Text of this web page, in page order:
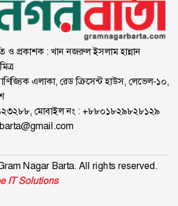
ও প্রকাশক : খান নজরুল ইসলাম হান্নান
এলাকা, রেড ক্রিসেন্ট হাউস, লেভেল-১০,
মোবাইল নং : +৮৮০১৮২৯৮২৮১২৯
Nagar Barta. All rights reserved.
IT Solutions